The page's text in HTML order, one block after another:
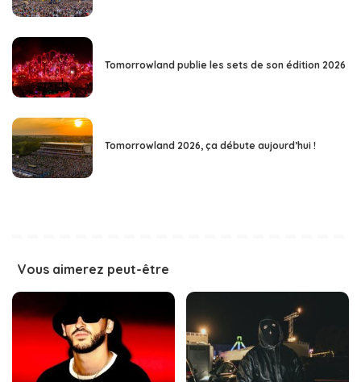
Tomorrowland publie les sets de son édition 2026
Tomorrowland 2026, ça débute aujourd’hui !
Vous aimerez peut-être